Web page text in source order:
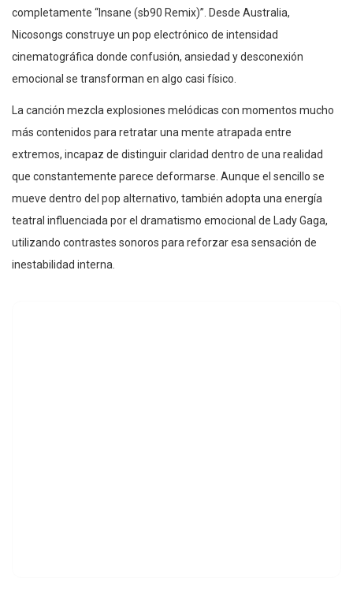
completamente “Insane (sb90 Remix)”. Desde Australia,
Nicosongs construye un pop electrónico de intensidad
cinematográfica donde confusión, ansiedad y desconexión
emocional se transforman en algo casi físico.
La canción mezcla explosiones melódicas con momentos mucho
más contenidos para retratar una mente atrapada entre
extremos, incapaz de distinguir claridad dentro de una realidad
que constantemente parece deformarse. Aunque el sencillo se
mueve dentro del pop alternativo, también adopta una energía
teatral influenciada por el dramatismo emocional de Lady Gaga,
utilizando contrastes sonoros para reforzar esa sensación de
inestabilidad interna.